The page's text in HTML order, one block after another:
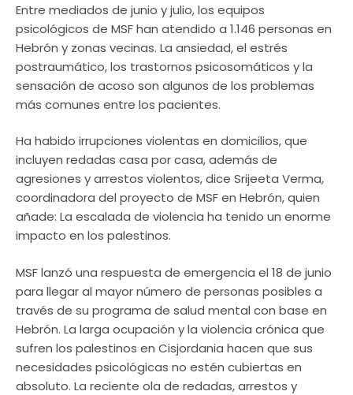
Entre mediados de junio y julio, los equipos
psicológicos de MSF han atendido a 1.146 personas en
Hebrón y zonas vecinas. La ansiedad, el estrés
postraumático, los trastornos psicosomáticos y la
sensación de acoso son algunos de los problemas
más comunes entre los pacientes.
Ha habido irrupciones violentas en domicilios, que
incluyen redadas casa por casa, además de
agresiones y arrestos violentos, dice Srijeeta Verma,
coordinadora del proyecto de MSF en Hebrón, quien
añade: La escalada de violencia ha tenido un enorme
impacto en los palestinos.
MSF lanzó una respuesta de emergencia el 18 de junio
para llegar al mayor número de personas posibles a
través de su programa de salud mental con base en
Hebrón. La larga ocupación y la violencia crónica que
sufren los palestinos en Cisjordania hacen que sus
necesidades psicológicas no estén cubiertas en
absoluto. La reciente ola de redadas, arrestos y